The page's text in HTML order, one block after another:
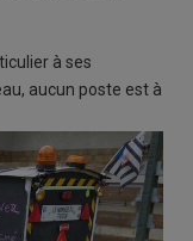
à ses
aucun poste est à